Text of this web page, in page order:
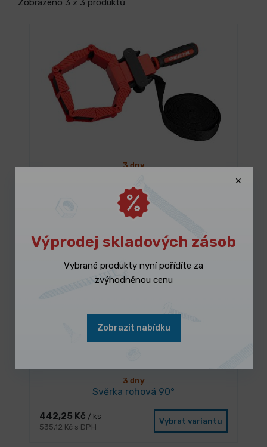
Zobrazeno 3 z 3 produktů
3 dny
-13%
3 dny
Svěrka rohová 90°
442,25 Kč / ks
535,12 Kč s DPH
Vybrat variantu
Výprodej skladových zásob
Vybrané produkty nyní pořídíte za
zvýhodněnou cenu
Zobrazit nabídku